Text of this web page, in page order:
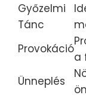
Győzelmi
Tánc
Provokáció
a
Ünneplés